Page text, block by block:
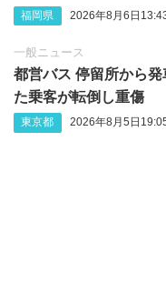
福岡県 2026年8月6日
一般ニュース
都営バス 停留所から
た乗客が転倒し重傷
東京都 2026年8月5日